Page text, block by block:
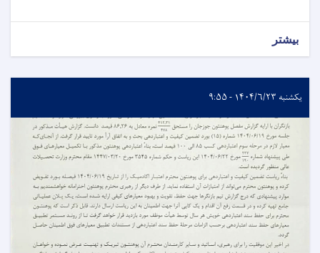
بیشتر
یکشنبه ۱۴۰۴/۶/۲۳ - ۹:۵۵